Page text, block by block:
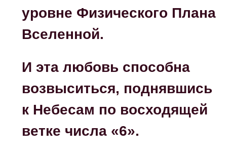
уровне Физического Плана
Вселенной.
И эта любовь способна
возвыситься, поднявшись
к Небесам по восходящей
ветке числа «6».